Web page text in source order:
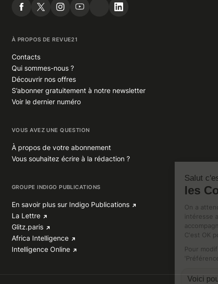
À PROPOS DE REVUE21
Contacts
Qui sommes-nous ?
Découvrir nos offres
S’abonner gratuitement à notre newsletter
Voir le dernier numéro
VOUS AVEZ UNE QUESTION
À propos de votre abonnement
Vous souhaitez écrire à la rédaction ?
GROUPE INDIGO PUBLICATIONS
En savoir plus sur Indigo Publications
La Lettre
Glitz.paris
Africa Intelligence
Intelligence Online